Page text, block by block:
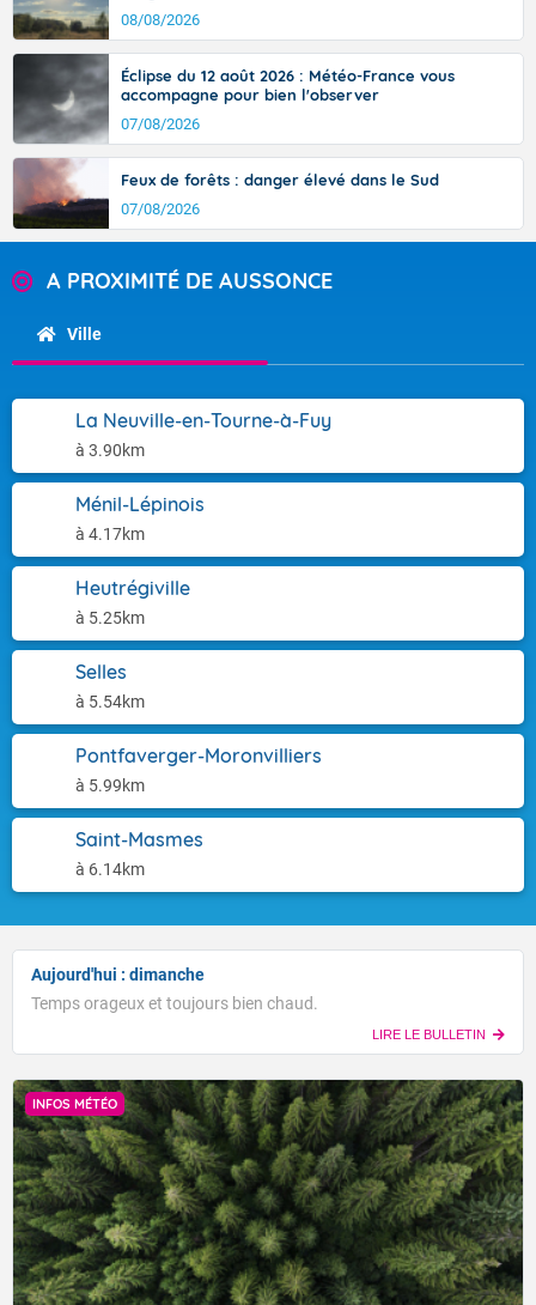
08/08/2026
Éclipse du 12 août 2026 : Météo-France vous
accompagne pour bien l'observer
07/08/2026
Feux de forêts : danger élevé dans le Sud
07/08/2026
A PROXIMITÉ DE AUSSONCE
Ville
La Neuville-en-Tourne-à-Fuy
à 3.90km
Ménil-Lépinois
à 4.17km
Heutrégiville
à 5.25km
Selles
à 5.54km
Pontfaverger-Moronvilliers
à 5.99km
Saint-Masmes
à 6.14km
Aujourd'hui : dimanche
Temps orageux et toujours bien chaud.
LIRE LE BULLETIN
INFOS MÉTÉO